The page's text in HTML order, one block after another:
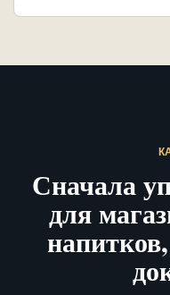
Сначала
для